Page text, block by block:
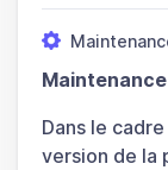
Maintenance
Dans le
version de la